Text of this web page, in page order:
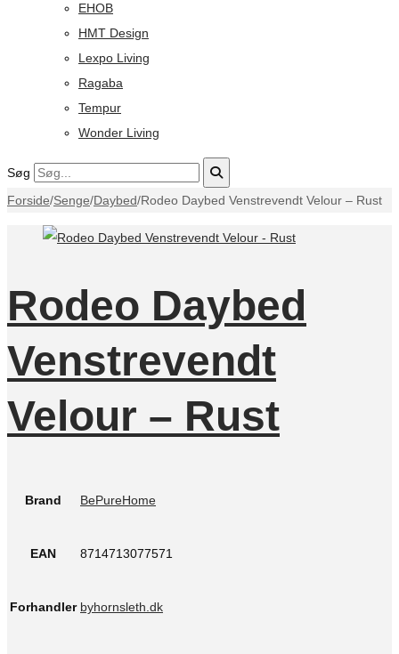
EHOB
HMT Design
Lexpo Living
Ragaba
Tempur
Wonder Living
Søg
Forside/Senge/Daybed/Rodeo Daybed Venstrevendt Velour – Rust
Rodeo Daybed
Venstrevendt
Velour – Rust
Brand BePureHome
EAN 8714713077571
Forhandler byhornsleth.dk